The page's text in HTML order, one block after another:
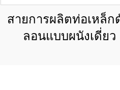
สายการผลิตท่อเหล็ก
ลอนแบบผนังเดี่ยว